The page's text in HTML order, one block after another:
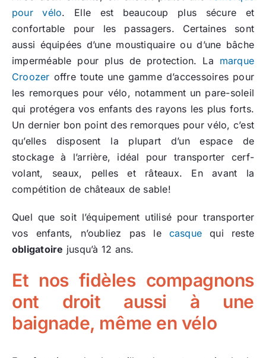
pour vélo. Elle est beaucoup plus sécure et
confortable pour les passagers. Certaines sont
aussi équipées d’une moustiquaire ou d’une bâche
imperméable pour plus de protection. La marque
Croozer offre toute une gamme d’accessoires pour
les remorques pour vélo, notamment un pare-soleil
qui protégera vos enfants des rayons les plus forts.
Un dernier bon point des remorques pour vélo, c’est
qu’elles disposent la plupart d’un espace de
stockage à l’arrière, idéal pour transporter cerf-
volant, seaux, pelles et râteaux. En avant la
compétition de châteaux de sable!
Quel que soit l’équipement utilisé pour transporter
vos enfants, n’oubliez pas le casque qui reste
obligatoire jusqu’à 12 ans.
Et nos fidèles compagnons
ont droit aussi à une
baignade, même en vélo